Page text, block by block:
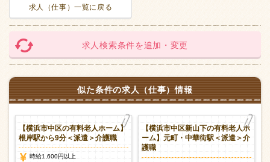
求人（仕事）一覧に戻る
求人検索条件を追加・変更
似た条件の求人（仕事）情報
【横浜市中区の有料老人ホーム】
根岸駅から9分＜派遣＞介護職
時給1,600円以上
【横浜市中区新山下の有料老人ホ
ーム】元町・中華街駅＜派遣＞介
護職